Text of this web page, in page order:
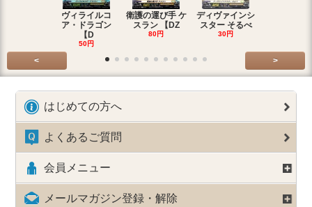
ヴィライルコ
ア・ドラゴン
【D
50円
衛護の運び手 ケ
スラン 【DZ
80円
ディヴァインシ
スター そるべ
30円
< >
はじめての方へ
よくあるご質問
会員メニュー
メールマガジン登録・解除